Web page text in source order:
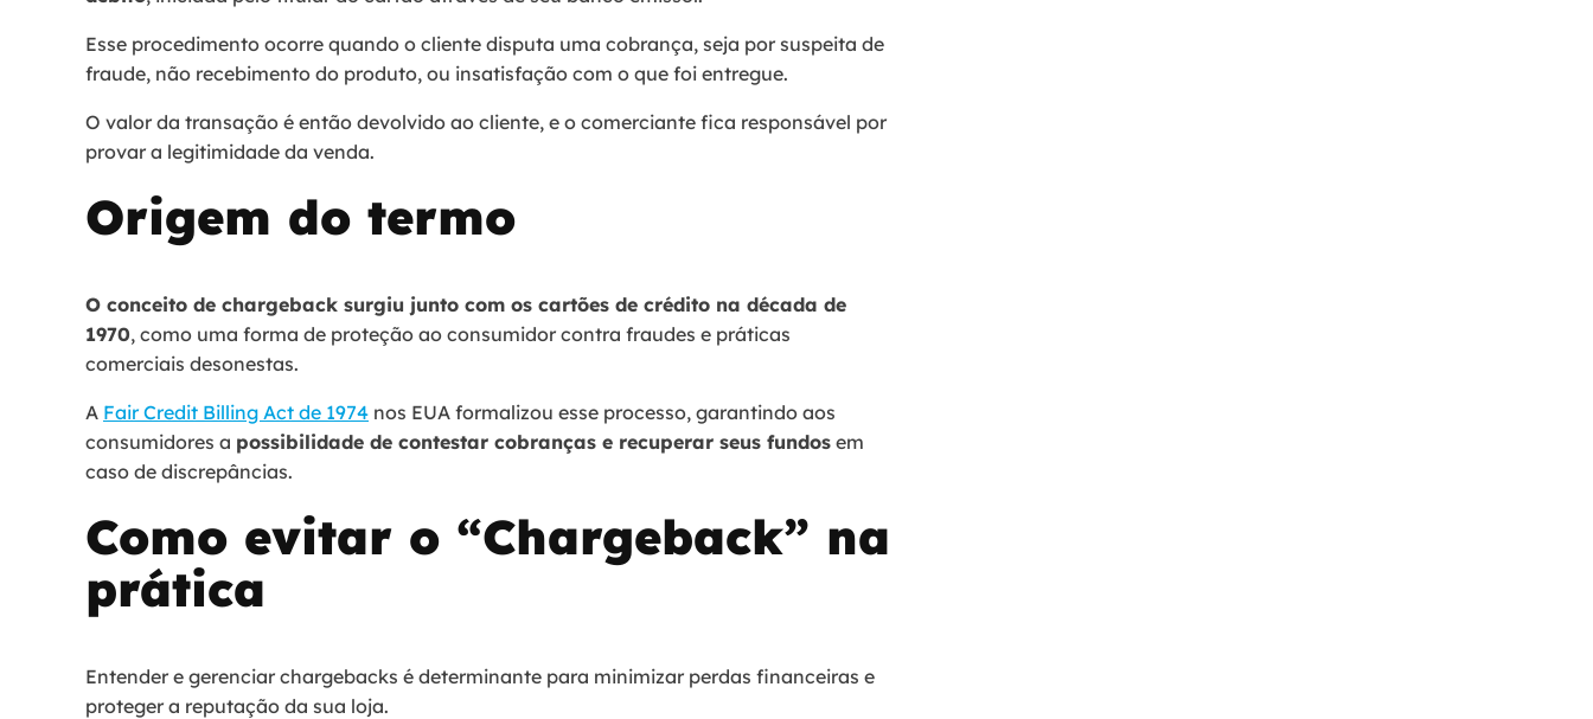
Esse procedimento ocorre quando o cliente disputa uma cobrança, seja por suspeita de
fraude, não recebimento do produto, ou insatisfação com o que foi entregue.
O valor da transação é então devolvido ao cliente, e o comerciante fica responsável por
provar a legitimidade da venda​​.
Origem do termo
O conceito de chargeback surgiu junto com os cartões de crédito na década de
1970, como uma forma de proteção ao consumidor contra fraudes e práticas
comerciais desonestas.
A Fair Credit Billing Act de 1974 nos EUA formalizou esse processo, garantindo aos
consumidores a possibilidade de contestar cobranças e recuperar seus fundos em
caso de discrepâncias.
Como evitar o “Chargeback” na
prática
Entender e gerenciar chargebacks é determinante para minimizar perdas financeiras e
proteger a reputação da sua loja.